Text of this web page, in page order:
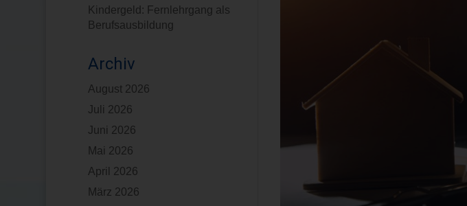
Kindergeld: Fernlehrgang als
Berufsausbildung
Archiv
August 2026
Juli 2026
Juni 2026
Mai 2026
April 2026
März 2026